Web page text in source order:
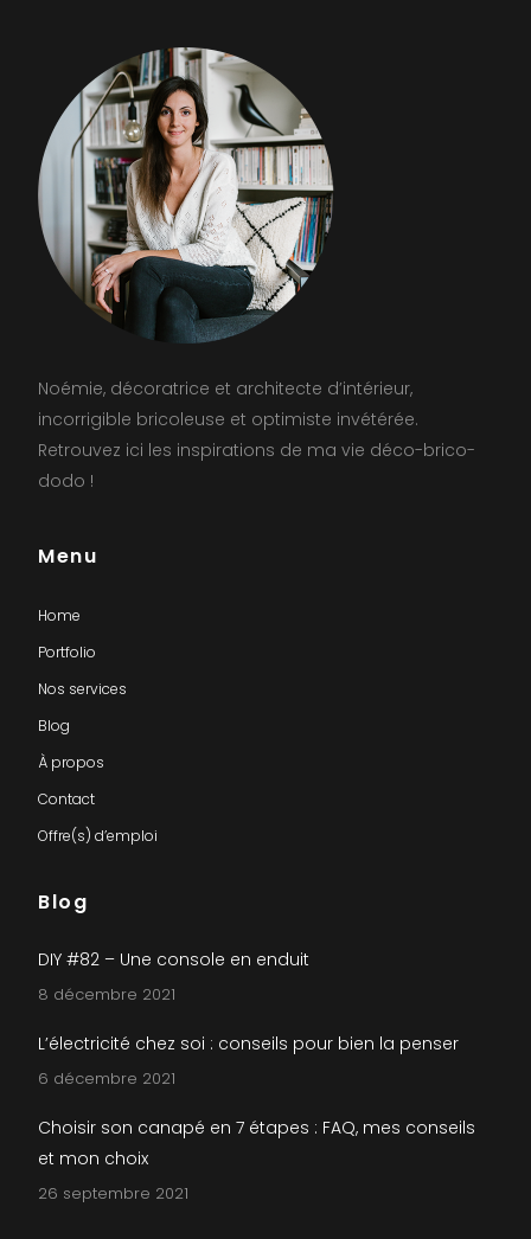
Noémie, décoratrice et architecte d’intérieur,
incorrigible bricoleuse et optimiste invétérée.
Retrouvez ici les inspirations de ma vie déco-brico-
dodo !
Menu
Home
Portfolio
Nos services
Blog
À propos
Contact
Offre(s) d’emploi
Blog
DIY #82 – Une console en enduit
8 décembre 2021
L’électricité chez soi : conseils pour bien la penser
6 décembre 2021
Choisir son canapé en 7 étapes : FAQ, mes conseils
et mon choix
26 septembre 2021